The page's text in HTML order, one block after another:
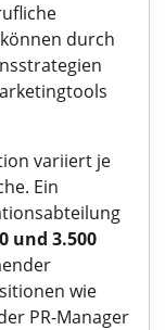
durch
variiert je
Ein
und 3.500
wie
PR-Manager